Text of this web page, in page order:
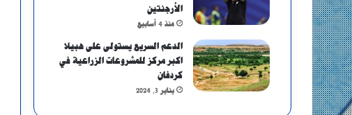
الأرجنتين
منذ 4 أسابيع
الدعم السريع يستولى على هبيلا
اكبر مركز للمشروعات الزراعية في
كردفان
يناير 3, 2024